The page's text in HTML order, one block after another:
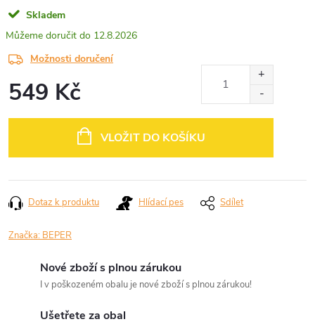
Skladem
12.8.2026
Možnosti doručení
549 Kč
VLOŽIT DO KOŠÍKU
Dotaz k produktu Hlídací pes Sdílet
Značka: BEPER
Nové zboží s plnou zárukou
I v poškozeném obalu je nové zboží s plnou zárukou!
Ušetřete za obal